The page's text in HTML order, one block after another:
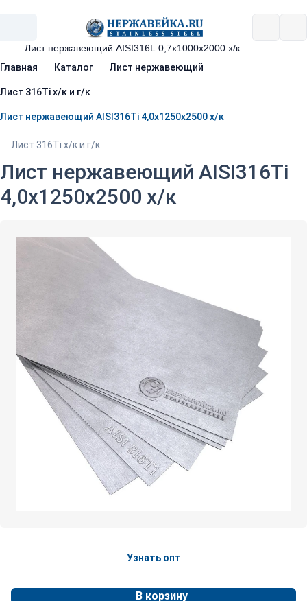
Главная Каталог Лист нержавеющий
Лист 316Ti х/к и г/к
Лист нержавеющий AISI316Ti 4,0х1250х2500 х/к
Лист 316Ti х/к и г/к
Лист нержавеющий AISI316Ti
4,0х1250х2500 х/к
Узнать опт
В корзину